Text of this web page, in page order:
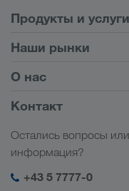
Продукты и услуги
Клиентский портал
Цифровые решения
Мой вход в систему
Наши рынки
Европа
Кавказ
Центральная Азия
Ближний Восток
Северная Африка
О нас
Социальная
Контакт
Остались вопросы
информация?
+43 5 7777-0